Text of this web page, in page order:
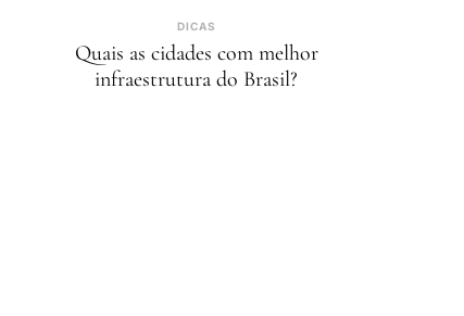
DICAS
Quais as cidades com melhor
infraestrutura do Brasil?